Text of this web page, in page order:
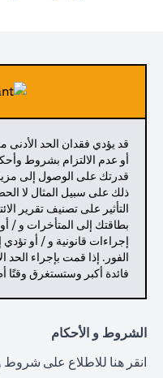
قد يؤدي فقدان الحد
أو عدم الالتزام بشروط
قدرتك على الوصول إلى
ذلك على سبيل المثال لا
التأثير على تصنيف تقرير
بطاقتك إلى المتأخرات و /
إجراءات قانونية و / أو
الفور. إذا قمت بإجراء
فائدة أكبر وستستغرق
الشروط و الأحكام
انقر هنا للاطلاع على شروط